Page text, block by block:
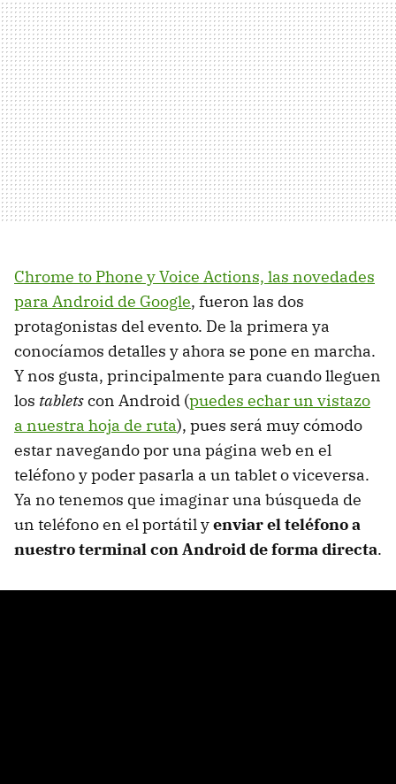
Chrome to Phone y Voice Actions, las novedades
para Android de Google, fueron las dos
protagonistas del evento. De la primera ya
conocíamos detalles y ahora se pone en marcha.
Y nos gusta, principalmente para cuando lleguen
los tabletscon Android (puedes echar un vistazo
a nuestra hoja de ruta), pues será muy cómodo
estar navegando por una página web en el
teléfono y poder pasarla a un tablet o viceversa.
Ya no tenemos que imaginar una búsqueda de
un teléfono en el portátil yenviar el teléfono a
nuestro terminal con Android de forma directa.